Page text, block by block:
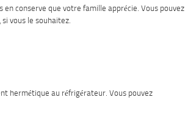
en conserve que votre famille apprécie. Vous pouvez
vous le souhaitez.
hermétique au réfrigérateur. Vous pouvez